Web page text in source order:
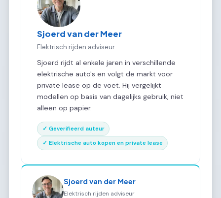
Sjoerd van der Meer
Elektrisch rijden adviseur
Sjoerd rijdt al enkele jaren in verschillende
elektrische auto's en volgt de markt voor
private lease op de voet. Hij vergelijkt
modellen op basis van dagelijks gebruik, niet
alleen op papier.
✓ Geverifieerd auteur
✓ Elektrische auto kopen en private lease
Sjoerd van der Meer
Elektrisch rijden adviseur